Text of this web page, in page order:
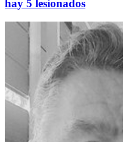
hay 5 lesionados